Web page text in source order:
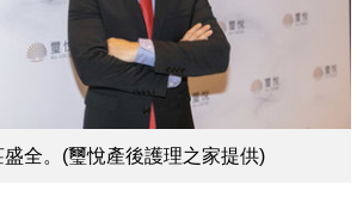
全。(璽悅產後護理之家提供)